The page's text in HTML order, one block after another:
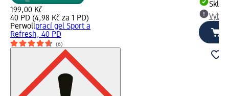
199,00 Kč
40 PD (4,98 Kč za 1 PD)
Perwollprací gel Sport a
Refresh, 40 PD
(6)